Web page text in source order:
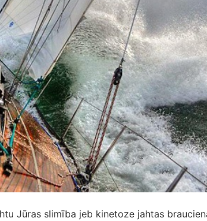
Jūras slimība jeb kinetoze jahtas